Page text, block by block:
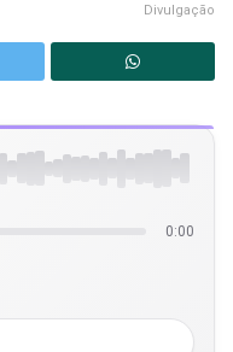
Divulgação
0:00